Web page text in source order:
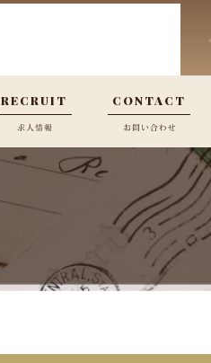
RECRUIT CONTACT